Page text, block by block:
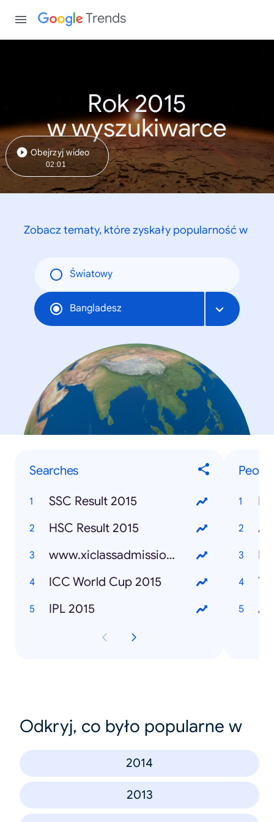
Trends
Rok 2015
w wyszukiwarce
Obejrzyj wideo
02:01
Zobacz tematy, które zyskały popularność w
Światowy
Bangladesz
Searches
SSC Result 2015
HSC Result 2015
www.xiclassadmission.gov.bd
ICC World Cup 2015
IPL 2015
Odkryj, co było popularne w
2014
2013